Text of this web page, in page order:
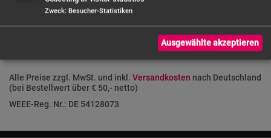
Alle Preise zzgl. MwSt. und inkl. Versandkosten nach Deutschland
(bei Bestellwert über € 50,- netto)
WEEE-Reg. Nr.: DE 54128073
Zweck: Besucher-Statistiken
Ausgewählte akzeptieren